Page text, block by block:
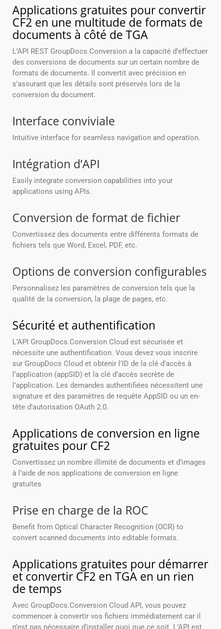
Applications gratuites pour convertir
CF2 en une multitude de formats de
documents à côté de TGA
L’API REST GroupDocs.Conversion a la capacité d’effectuer
des conversions de documents sur un certain nombre de
formats de documents. Il convertit avec précision en
s’assurant que les détails sont préservés lors de la
conversion du document.
Interface conviviale
Intuitive interface for seamless navigation and operation.
Intégration d’API
Easily integrate conversion capabilities into your
applications using APIs.
Conversion de format de fichier
Convertissez des documents entre différents formats de
fichiers tels que Word, Excel, PDF, etc.
Options de conversion configurables
Personnalisez les paramètres de conversion tels que la
qualité de la conversion, la plage de pages, etc.
Sécurité et authentification
L’API GroupDocs.Conversion Cloud est sécurisée et
nécessite une authentification. Vous devez vous inscrire
sur GroupDocs Cloud et obtenir l’ID de la clé d’accès à
l’application (appSID) et la clé d’accès secrète de
l’application. Les demandes authentifiées nécessitent une
signature et des paramètres de requête AppSID ou un en-
tête d’autorisation OAuth 2.0.
Applications de conversion en ligne
gratuites pour CF2
Convertissez un nombre illimité de documents et d’images
à l’aide de nos applications de conversion en ligne
gratuites
Prise en charge de la ROC
Benefit from Optical Character Recognition (OCR) to
convert scanned documents into editable formats.
Applications gratuites pour démarrer
et convertir CF2 en TGA en un rien
de temps
Avec GroupDocs.Conversion Cloud API, vous pouvez
commencer à convertir vos fichiers immédiatement car il
n’est pas nécessaire d’installer quoi que ce soit. L’API est